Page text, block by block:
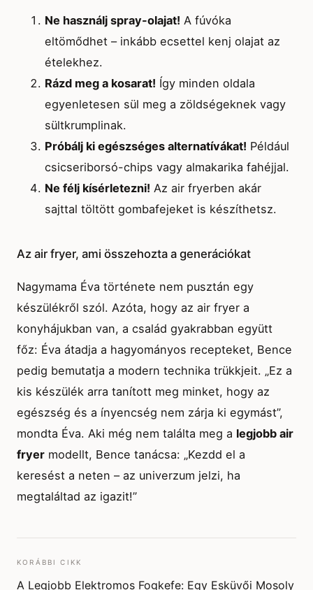
Ne használj spray-olajat! A fúvóka
eltömődhet – inkább ecsettel kenj olajat az
ételekhez.
Rázd meg a kosarat! Így minden oldala
egyenletesen sül meg a zöldségeknek vagy
sültkrumplinak.
Próbálj ki egészséges alternatívákat! Például
csicseriborsó-chips vagy almakarika fahéjjal.
Ne félj kísérletezni! Az air fryerben akár
sajttal töltött gombafejeket is készíthetsz.
Az air fryer, ami összehozta a generációkat
Nagymama Éva története nem pusztán egy
készülékről szól. Azóta, hogy az air fryer a
konyhájukban van, a család gyakrabban együtt
főz: Éva átadja a hagyományos recepteket, Bence
pedig bemutatja a modern technika trükkjeit. „Ez a
kis készülék arra tanított meg minket, hogy az
egészség és a ínyencség nem zárja ki egymást”,
mondta Éva. Aki még nem találta meg a legjobb air
fryer modellt, Bence tanácsa: „Kezdd el a
keresést a neten – az univerzum jelzi, ha
megtaláltad az igazit!”
KORÁBBI CIKK
A Legjobb Elektromos Fogkefe: Egy Esküvői Mosoly